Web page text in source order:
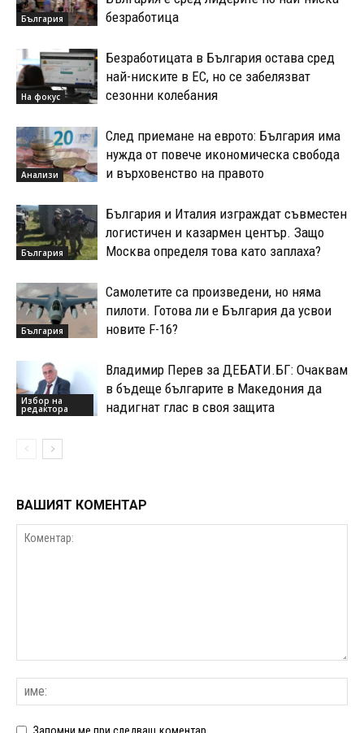
България
безработица
На фокус
Безработицата в България остава сред
най-ниските в ЕС, но се забелязват
сезонни колебания
Анализи
След приемане на еврото: България има
нужда от повече икономическа свобода
и върховенство на правото
България
България и Италия изграждат съвместен
логистичен и казармен център. Защо
Москва определя това като заплаха?
България
Самолетите са произведени, но няма
пилоти. Готова ли е България да усвои
новите F-16?
Избор на
редактора
Владимир Перев за ДЕБАТИ.БГ: Очаквам
в бъдеще българите в Македония да
надигнат глас в своя защита
ВАШИЯТ КОМЕНТАР